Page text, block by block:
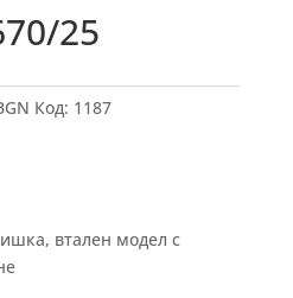
25
Код: 1187
втален модел с